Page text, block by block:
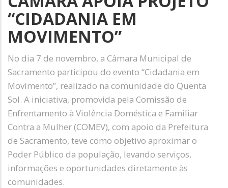
“CIDADANIA EM
MOVIMENTO”
No dia 7 de novembro, a Câmara Municipal de
Sacramento participou do evento “Cidadania em
Movimento”, realizado na comunidade do Quenta
Sol. A iniciativa, promovida pela Comissão de
Enfrentamento à Violência Doméstica e Familiar
Contra a Mulher (COMEV), com apoio da Prefeitura
de Sacramento, teve como objetivo aproximar o
Poder Público da população, levando serviços,
informações e oportunidades diretamente às
comunidades.